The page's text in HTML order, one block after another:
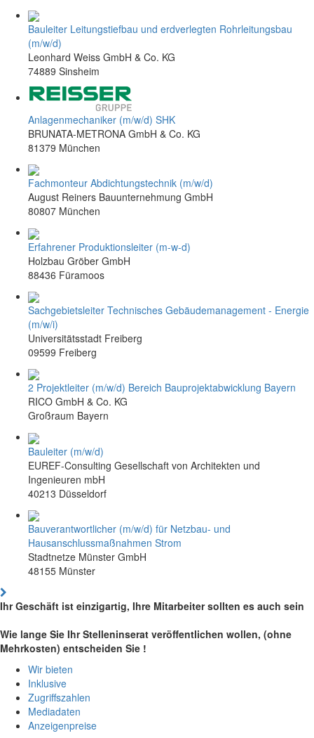
Bauleiter Leitungstiefbau und erdverlegten Rohrleitungsbau
(m/w/d)
Leonhard Weiss GmbH & Co. KG
74889 Sinsheim
Anlagenmechaniker (m/w/d) SHK
BRUNATA-METRONA GmbH & Co. KG
81379 München
Fachmonteur Abdichtungstechnik (m/w/d)
August Reiners Bauunternehmung GmbH
80807 München
Erfahrener Produktionsleiter (m-w-d)
Holzbau Gröber GmbH
88436 Füramoos
Sachgebietsleiter Technisches Gebäudemanagement - Energie
(m/w/i)
Universitätsstadt Freiberg
09599 Freiberg
2 Projektleiter (m/w/d) Bereich Bauprojektabwicklung Bayern
RICO GmbH & Co. KG
Großraum Bayern
Bauleiter (m/w/d)
EUREF-Consulting Gesellschaft von Architekten und
Ingenieuren mbH
40213 Düsseldorf
Bauverantwortlicher (m/w/d) für Netzbau- und
Hausanschlussmaßnahmen Strom
Stadtnetze Münster GmbH
48155 Münster
Ihr Geschäft ist einzigartig, Ihre Mitarbeiter sollten es auch sein
Wie lange Sie Ihr Stelleninserat veröffentlichen wollen, (ohne
Mehrkosten) entscheiden Sie !
Wir bieten
Inklusive
Zugriffszahlen
Mediadaten
Anzeigenpreise